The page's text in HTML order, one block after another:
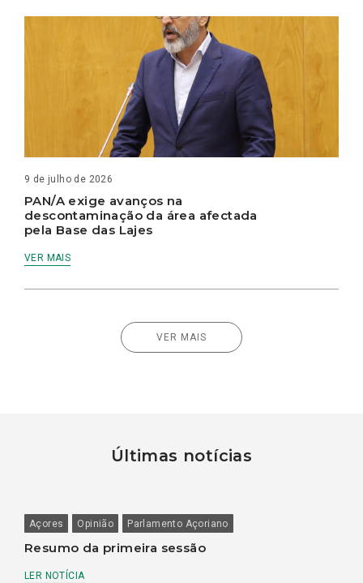
9 de julho de 2026
PAN/A exige avanços na
descontaminação da área afectada
pela Base das Lajes
VER MAIS
VER MAIS
Últimas notícias
Açores Opinião Parlamento Açoriano
Resumo da primeira sessão
LER NOTÍCIA